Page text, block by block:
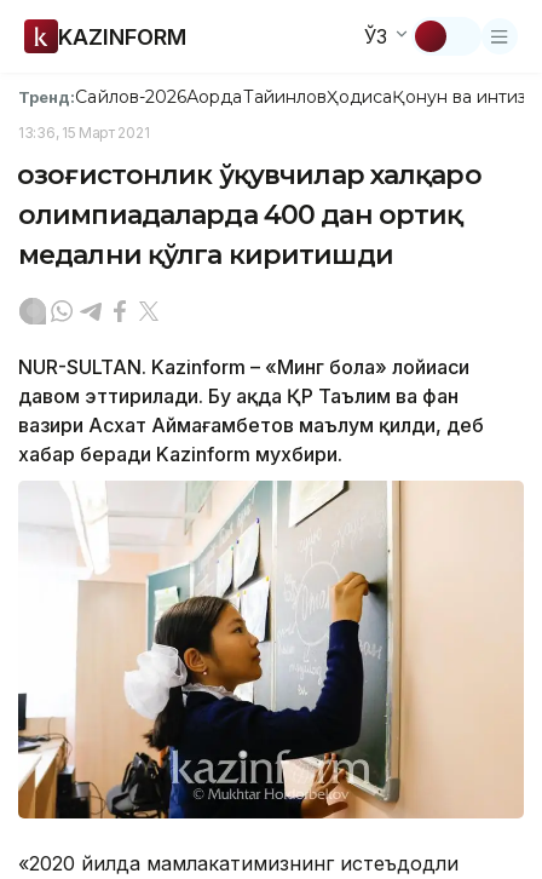
KAZINFORM ЎЗ
Тренд:Сайлов-2026АқордаТайинловҲодисаҚонун ва
13:36, 15 Март 2021
Қозоғистонлик ўқувчилар халқаро
олимпиадаларда 400 дан ортиқ
медални қўлга киритишди
NUR-SULTAN. Kazinform – «Минг бола» лойиҳаси
давом эттирилади. Бу ҳақда ҚР Таълим ва фан
вазири Асхат Аймағамбетов маълум қилди, деб
хабар беради Kazinform мухбири.
«2020 йилда мамлакатимизнинг истеъдодли